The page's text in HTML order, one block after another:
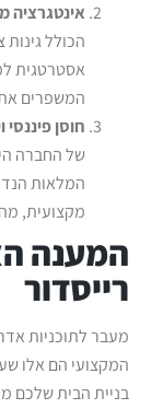
אינטגרציה
הכולל גינות
אסטרטגית
המשפרים את
חוסן פיננסי
של החברה
המלאות
מקצועית,
המענה
רייסדור
מעבר לתוכניות
המקצועי הם אלו
בניית הבית שלכם